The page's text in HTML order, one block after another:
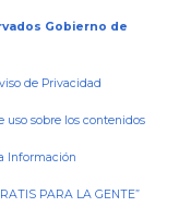
Gobierno de
de Privacidad
uso sobre los contenidos
Información
PARA LA GENTE”